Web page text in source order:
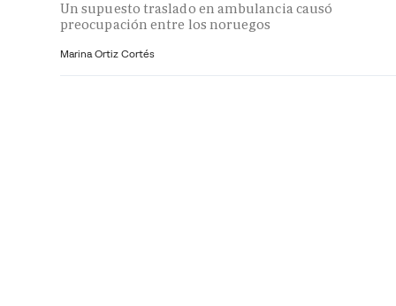
Un supuesto traslado en ambulancia causó
preocupación entre los noruegos
Marina Ortiz Cortés